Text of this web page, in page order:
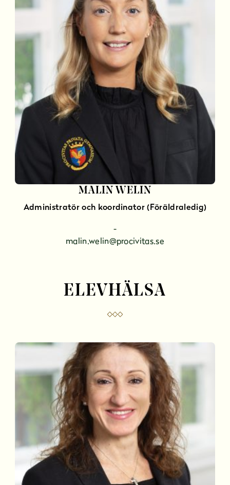
MALIN WELIN
Administratör och koordinator (Föräldraledig)
-
malin.welin@procivitas.se
ELEVHÄLSA